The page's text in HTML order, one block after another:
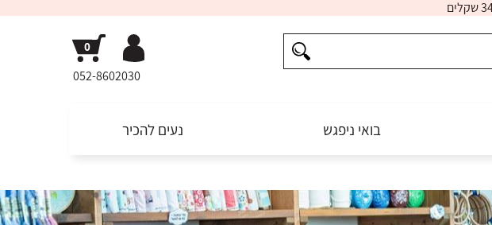
052-8602030
בואי ניפגש נעים להכיר